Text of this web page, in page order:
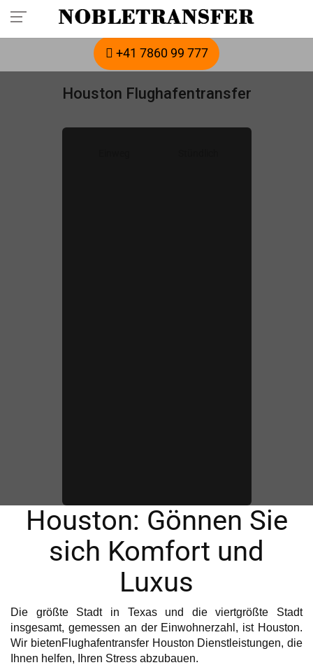
Buchen Sie Ihren privaten Transfer im Voraus:
Rufen Sie an.
+41 7860 99 777
Houston Flughafentransfer
Houston: Gönnen Sie
sich Komfort und
Luxus
Die größte Stadt in Texas und die viertgrößte Stadt
insgesamt, gemessen an der Einwohnerzahl, ist Houston.
Wir bietenFlughafentransfer Houston Dienstleistungen, die
Ihnen helfen, Ihren Stress abzubauen.